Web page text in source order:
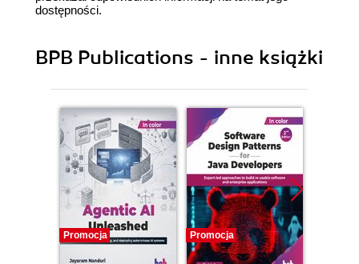
dostępności.
BPB Publications - inne książki
Promocja Promocja